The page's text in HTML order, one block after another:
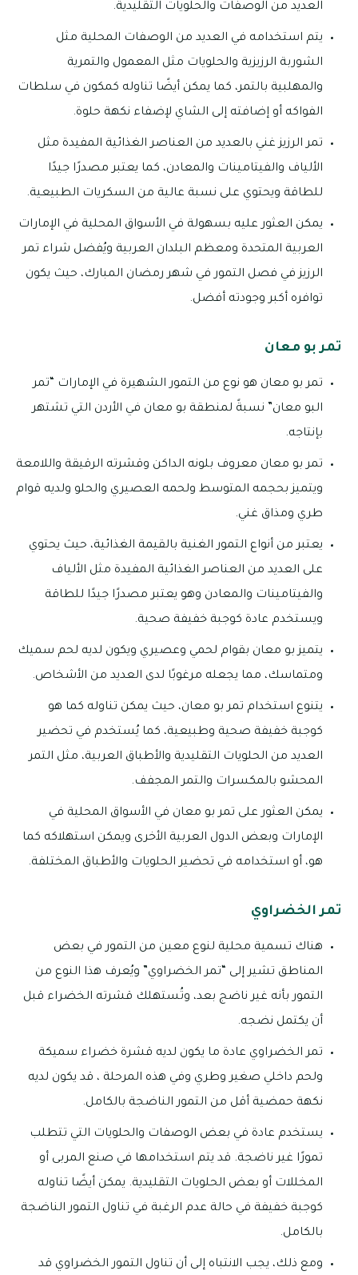
العديد من الوصفات والحلويات التقليدية.
يتم استخدامه في العديد من الوصفات المحلية مثل
الشوربة الرزيزية والحلويات مثل المعمول والتمرية
والمهلبية بالتمر، كما يمكن أيضًا تناوله كمكون في سلطات
الفواكه أو إضافته إلى الشاي لإضفاء نكهة حلوة.
تمر الرزيز غني بالعديد من العناصر الغذائية المفيدة مثل
الألياف والفيتامينات والمعادن، كما يعتبر مصدرًا جيدًا
للطاقة ويحتوي على نسبة عالية من السكريات الطبيعية.
يمكن العثور عليه بسهولة في الأسواق المحلية في الإمارات
العربية المتحدة ومعظم البلدان العربية ويُفضل شراء تمر
الرزيز في فصل التمور في شهر رمضان المبارك، حيث يكون
توافره أكبر وجودته أفضل.
تمر بو معان
تمر بو معان هو نوع من التمور الشهيرة في الإمارات “تمر
البو معان” نسبةً لمنطقة بو معان في الأردن التي تشتهر
بإنتاجه.
تمر بو معان معروف بلونه الداكن وقشرته الرقيقة واللامعة
ويتميز بحجمه المتوسط ولحمه العصيري والحلو ولديه قوام
طري ومذاق غني.
يعتبر من أنواع التمور الغنية بالقيمة الغذائية، حيث يحتوي
على العديد من العناصر الغذائية المفيدة مثل الألياف
والفيتامينات والمعادن وهو يعتبر مصدرًا جيدًا للطاقة
ويستخدم عادة كوجبة خفيفة صحية.
يتميز بو معان بقوام لحمي وعصيري ويكون لديه لحم سميك
ومتماسك، مما يجعله مرغوبًا لدى العديد من الأشخاص.
يتنوع استخدام تمر بو معان، حيث يمكن تناوله كما هو
كوجبة خفيفة صحية وطبيعية، كما يُستخدم في تحضير
العديد من الحلويات التقليدية والأطباق العربية، مثل التمر
المحشو بالمكسرات والتمر المجفف.
يمكن العثور على تمر بو معان في الأسواق المحلية في
الإمارات وبعض الدول العربية الأخرى ويمكن استهلاكه كما
هو، أو استخدامه في تحضير الحلويات والأطباق المختلفة.
تمر الخضراوي
هناك تسمية محلية لنوع معين من التمور في بعض
المناطق تشير إلى “تمر الخضراوي” ويُعرف هذا النوع من
التمور بأنه غير ناضج بعد، وتُستهلك قشرته الخضراء قبل
أن يكتمل نضجه.
تمر الخضراوي عادة ما يكون لديه قشرة خضراء سميكة
ولحم داخلي صغير وطري وفي هذه المرحلة ، قد يكون لديه
نكهة حمضية أقل من التمور الناضجة بالكامل.
يستخدم عادة في بعض الوصفات والحلويات التي تتطلب
تمورًا غير ناضجة. قد يتم استخدامها في صنع المربى أو
المخللات أو بعض الحلويات التقليدية. يمكن أيضًا تناوله
كوجبة خفيفة في حالة عدم الرغبة في تناول التمور الناضجة
بالكامل.
ومع ذلك، يجب الانتباه إلى أن تناول التمور الخضراوي قد